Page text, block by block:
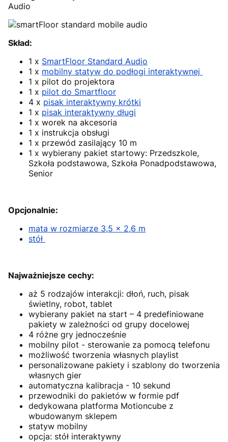
Audio
Skład:
1 x SmartFloor Standard Audio
1 x mobilny statyw do podłogi interaktywnej
1 x pilot do projektora
1 x pilot do Smartfloor
4 x pisak interaktywny krótki
1 x pisak interaktywny długi
1 x worek na akcesoria
1 x instrukcja obsługi
1 x przewód zasilający 10 m
1 x wybierany pakiet startowy: Przedszkole,
Szkoła podstawowa, Szkoła Ponadpodstawowa,
Senior
Opcjonalnie:
mata w rozmiarze 3,5 x 2,6 m
stół
Najważniejsze cechy:
aż 5 rodzajów interakcji: dłoń, ruch, pisak
świetlny, robot, tablet
wybierany pakiet na start – 4 predefiniowane
pakiety w zależności od grupy docelowej
4 różne gry jednocześnie
mobilny pilot - sterowanie za pomocą telefonu
możliwość tworzenia własnych playlist
personalizowane pakiety i szablony do tworzenia
własnych gier
automatyczna kalibracja - 10 sekund
przewodniki do pakietów w formie pdf
dedykowana platforma Motioncube z
wbudowanym sklepem
statyw mobilny
opcja: stół interaktywny